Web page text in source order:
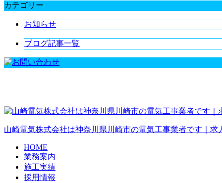
カテゴリー
お知らせ
ブログ記事一覧
山崎電気株式会社は神奈川県川崎市の電気工事業者です｜求
HOME
業務案内
施工実績
採用情報